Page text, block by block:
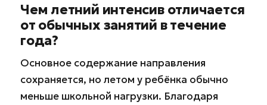
Чем летний интенсив отличается
от обычных занятий в течение
года?
Основное содержание направления
сохраняется, но летом у ребёнка обычно
меньше школьной нагрузки. Благодаря